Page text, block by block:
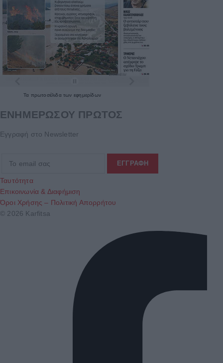
Τα πρωτοσέλιδατων εφημερίδων
ΕΝΗΜΕΡΩΣΟΥ ΠΡΩΤΟΣ
Εγγραφή στο Newsletter
Ταυτότητα
Επικοινωνία & Διαφήμιση
Όροι Χρήσης – Πολιτική Απορρήτου
© 2026 Karfitsa